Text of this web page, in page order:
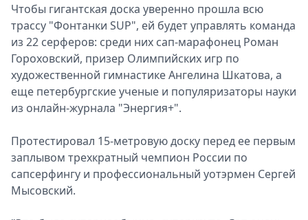
Чтобы гигантская доска уверенно прошла всю
трассу "Фонтанки SUP", ей будет управлять команда
из 22 серферов: среди них сап-марафонец Роман
Гороховский, призер Олимпийских игр по
художественной гимнастике Ангелина Шкатова, а
еще петербургские ученые и популяризаторы науки
из онлайн-журнала "Энергия+".
Протестировал 15-метровую доску перед ее первым
заплывом трехкратный чемпион России по
сапсерфингу и профессиональный уотэрмен Сергей
Мысовский.